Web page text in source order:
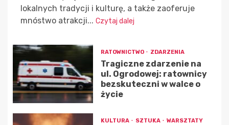
lokalnych tradycji i kulturę, a także zaoferuje
mnóstwo atrakcji... Czytaj dalej
RATOWNICTWO ZDARZENIA
Tragiczne zdarzenie na
ul. Ogrodowej: ratownicy
bezskuteczni w walce o
życie
KULTURA SZTUKA WARSZTATY